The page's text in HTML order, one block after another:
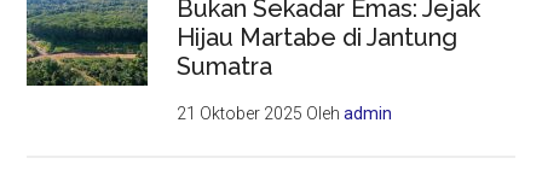
Bukan Sekadar Emas: Jejak
Hijau Martabe di Jantung
Sumatra
21 Oktober 2025 Olehadmin